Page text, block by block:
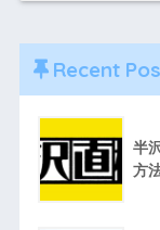
Recent
半
方